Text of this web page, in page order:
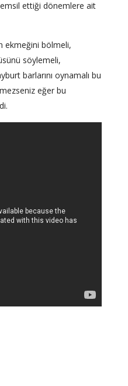
ettiği dönemlere ait
ekmeğini bölmeli,
söylemeli,
barlarını oynamalı bu
eğer bu